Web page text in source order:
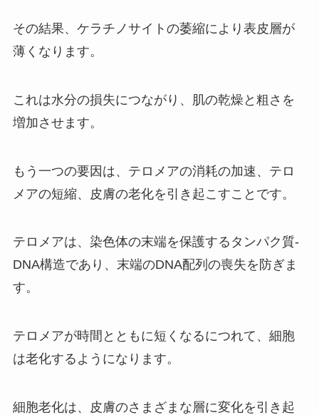
その結果、ケラチノサイトの萎縮により表皮層が
薄くなります。
これは水分の損失につながり、肌の乾燥と粗さを
増加させます。
もう一つの要因は、テロメアの消耗の加速、テロ
メアの短縮、皮膚の老化を引き起こすことです。
テロメアは、染色体の末端を保護するタンパク質-
DNA構造であり、末端のDNA配列の喪失を防ぎま
す。
テロメアが時間とともに短くなるにつれて、細胞
は老化するようになります。
細胞老化は、皮膚のさまざまな層に変化を引き起